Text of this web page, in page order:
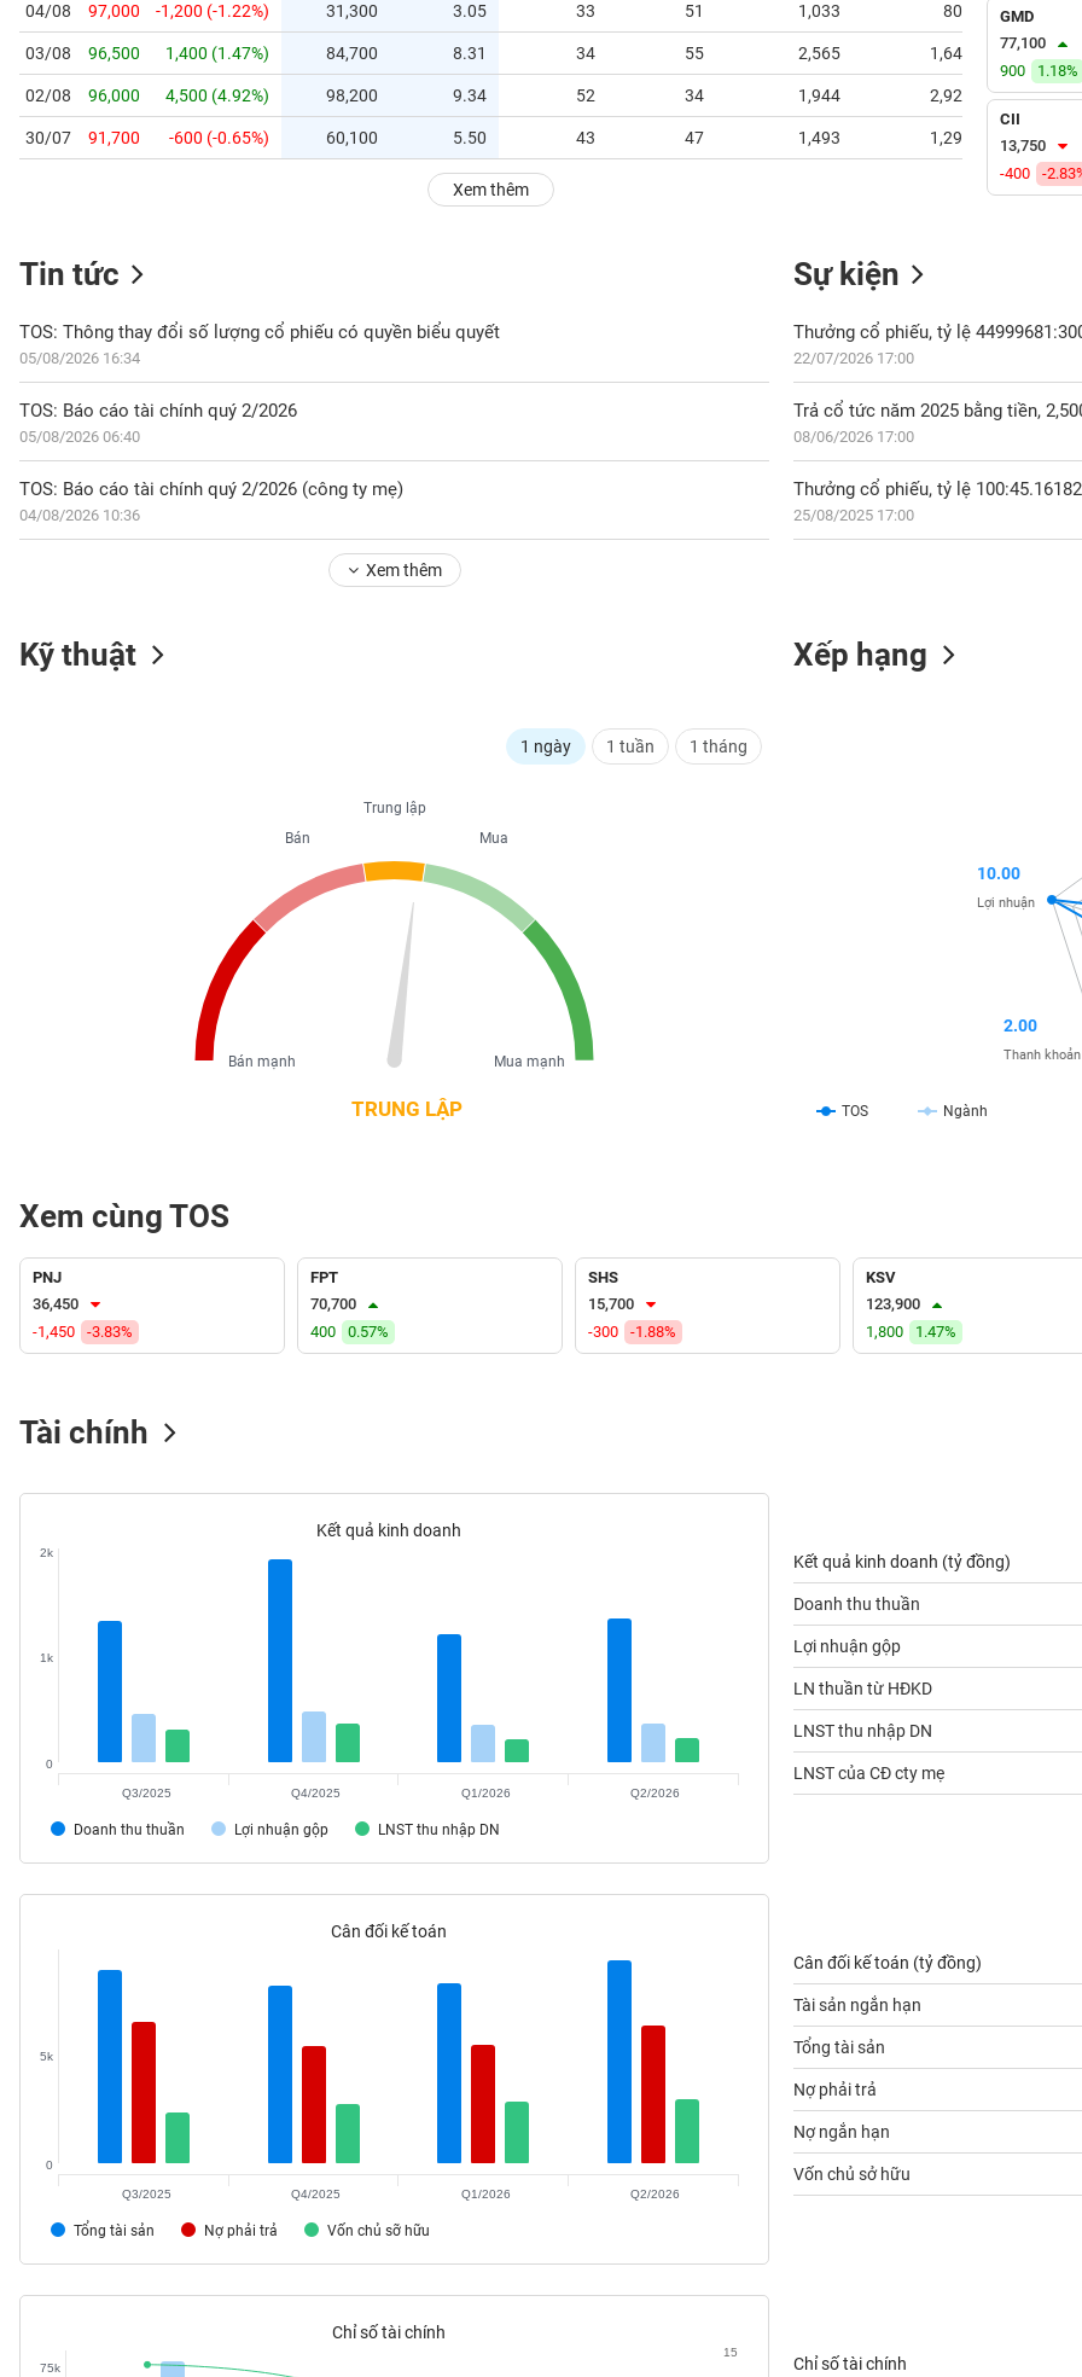
04/08 97,000 -1,200 (-1.22%) 31,300 3.05 33 51 1,033 804
03/08 96,500 1,400 (1.47%) 84,700 8.31 34 55 2,565 1,642 0.00
02/08 96,000 4,500 (4.92%) 98,200 9.34 52 34 1,944 2,926 0.00
30/07 91,700 -600 (-0.65%) 60,100 5.50 43 47 1,493 1,296
Xem thêm
GMD
77,100
900
1.18%
CII
13,750
-400
-
Tin tức
TOS: Thông thay đổi số lượng cổ phiếu có quyền biểu quyết
05/08/2026 16:34
TOS: Báo cáo tài chính quý 2/2026
05/08/2026 06:40
TOS: Báo cáo tài chính quý 2/2026 (công ty mẹ)
04/08/2026 10:36
Xem thêm
Sự kiện
Thưởng cổ phiếu, tỷ lệ
22/07/2026 17:00
Trả cổ tức năm 2025 bằng tiền,
08/06/2026 17:00
Thưởng cổ phiếu, tỷ lệ
25/08/2025 17:00
Kỹ thuật
1 ngày 1 tuần 1 tháng
TRUNG LẬP
Trung lập
Mua
Mua mạnh
Bán
Bán mạnh
Xếp hạng
TOS Ngành
2.00
Thanh khoản
10.00
Lợi nhuận
Xem cùng TOS
PNJ
36,450
-1,450
-3.83%
FPT
70,700
400
0.57%
SHS
15,700
-300
-1.88%
KSV
123,900
1,800
1.47%
Tài chính
Kết quả kinh doanh
Doanh thu thuần Lợi nhuận gộp LNST thu nhập DN
0
1k
2k
Q3/2025 Q4/2025 Q1/2026 Q2/2026
Kết quả kinh doanh (tỷ đồng)
Doanh thu thuần
Lợi nhuận gộp
LN thuần từ HĐKD
LNST thu nhập DN
LNST của CĐ cty mẹ
Cân đối kế toán
Tổng tài sản Nợ phải trả Vốn chủ sỡ hữu
0
5k
Q3/2025 Q4/2025 Q1/2026 Q2/2026
Cân đối kế toán (tỷ đồng)
Tài sản ngắn hạn
Tổng tài sản
Nợ phải trả
Nợ ngắn hạn
Vốn chủ sở hữu
Chỉ số tài chính
75k
15
Chỉ số tài chính
PHÂN
TÍCH
VIETSTOCKFINANCE
DOANH
NGHIỆP
CỔ
PHIẾU
SINH
(-)
VS-
SECTOR
NGUYÊN
VẬT
NGHIỆP
TIÊU
YẾU
TIÊU
THIẾT
CHĂM